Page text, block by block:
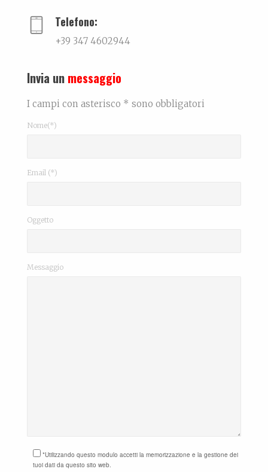
Telefono:
+39 347 4602944
Invia un messaggio
I campi con asterisco * sono obbligatori
Nome(*)
Email (*)
Oggetto
Messaggio
*Utilizzando questo modulo accetti la memorizzazione e la gestione dei
tuoi dati da questo sito web.